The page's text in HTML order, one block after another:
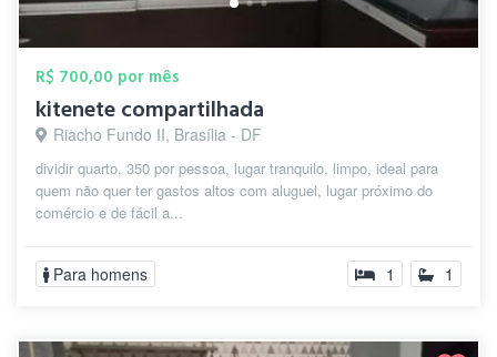
R$ 700,00 por mês
kitenete compartilhada
Riacho Fundo II, Brasília - DF
dividir quarto, 350 por pessoa, lugar tranquilo, limpo, ideal para
quem não quer ter gastos altos com aluguel, lugar próximo do
comércio e de fácil a...
Para homens 1 1